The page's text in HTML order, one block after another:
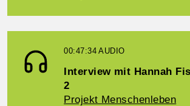
00:47:34AUDIO
Interview mit Hannah
2
Projekt Menschenleben